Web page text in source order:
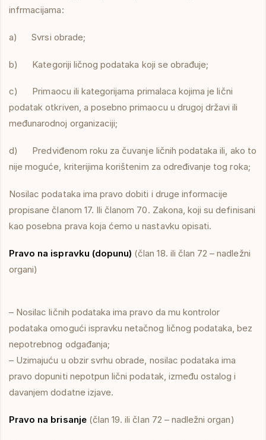
infrmacijama:
a) Svrsi obrade;
b) Kategoriji ličnog podataka koji se obrađuje;
c) Primaocu ili kategorijama primalaca kojima je lični
podatak otkriven, a posebno primaocu u drugoj državi ili
međunarodnoj organizaciji;
d) Predviđenom roku za čuvanje ličnih podataka ili, ako to
nije moguće, kriterijima korištenim za određivanje tog roka;
Nosilac podataka ima pravo dobiti i druge informacije
propisane članom 17. Ili članom 70. Zakona, koji su definisani
kao posebna prava koja ćemo u nastavku opisati.
Pravo na ispravku (dopunu) (član 18. ili član 72 – nadležni
organi)
– Nosilac ličnih podataka ima pravo da mu kontrolor
podataka omogući ispravku netačnog ličnog podataka, bez
nepotrebnog odgađanja;
– Uzimajuću u obzir svrhu obrade, nosilac podataka ima
pravo dopuniti nepotpun lični podatak, između ostalog i
davanjem dodatne izjave.
Pravo na brisanje (član 19. ili član 72 – nadležni organ)